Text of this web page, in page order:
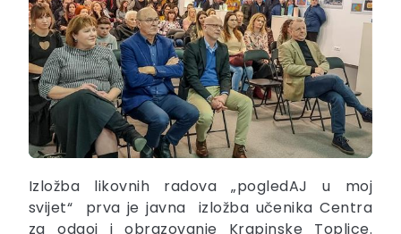
Izložba likovnih radova „pogledAJ u moj
svijet“ prva je javna izložba učenika Centra
za odgoj i obrazovanje Krapinske Toplice.